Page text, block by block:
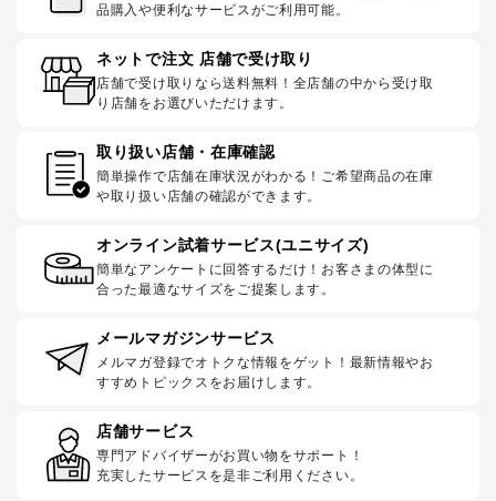
品購入や便利なサービスがご利用可能。
ネットで注文 店舗で受け取り
店舗で受け取りなら送料無料！全店舗の中から受け取
り店舗をお選びいただけます。
取り扱い店舗・在庫確認
簡単操作で店舗在庫状況がわかる！ご希望商品の在庫
や取り扱い店舗の確認ができます。
オンライン試着サービス(ユニサイズ)
簡単なアンケートに回答するだけ！お客さまの体型に
合った最適なサイズをご提案します。
メールマガジンサービス
メルマガ登録でオトクな情報をゲット！最新情報やお
すすめトピックスをお届けします。
店舗サービス
専門アドバイザーがお買い物をサポート！
充実したサービスを是非ご利用ください。